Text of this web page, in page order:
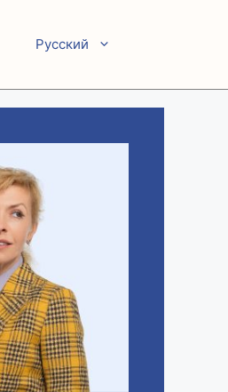
Русский